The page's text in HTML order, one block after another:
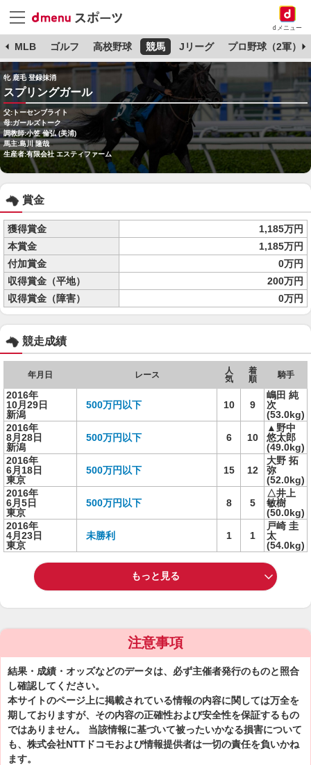
dメニュー
MLB ゴルフ 高校野球 競馬 Jリーグ プロ野球（2軍）
牝 鹿毛 登録抹消
スプリングガール
父:トーセンブライト
母:ガールズトーク
調教師:小笠 倫弘 (美浦)
馬主:島川 隆哉
生産者:有限会社 エスティファーム
賞金
獲得賞金
1,185万円
本賞金
1,185万円
付加賞金
0万円
収得賞金（平地）
200万円
収得賞金（障害）
0万円
競走成績
年月日 レース
人
気
着
順
騎手
2016年
10月29日
新潟
500万円以下 10 9
嶋田 純
次
(53.0kg)
2016年
8月28日
新潟
500万円以下 6 10
▲野中
悠太郎
(49.0kg)
2016年
6月18日
東京
500万円以下 15 12
大野 拓
弥
(52.0kg)
2016年
6月5日
東京
500万円以下 8 5
△井上
敏樹
(50.0kg)
2016年
4月23日
東京
未勝利 1 1
戸崎 圭
太
(54.0kg)
もっと見る
注意事項
結果・成績・オッズなどのデータは、必ず主催者発行のものと照合
し確認してください。
本サイトのページ上に掲載されている情報の内容に関しては万全を
期しておりますが、その内容の正確性および安全性を保証するもの
ではありません。 当該情報に基づいて被ったいかなる損害について
も、株式会社NTTドコモおよび情報提供者は一切の責任を負いかね
ます。